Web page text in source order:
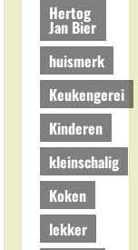
Hertog
Jan Bier
huismerk
Keukengerei
Kinderen
kleinschalig
Koken
lekker